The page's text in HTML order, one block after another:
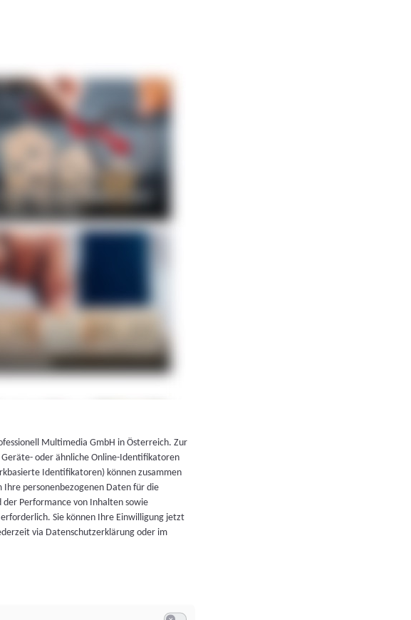
Multimedia GmbH in Österreich. Zur
Geräte- oder ähnliche Online-Identifikatoren
Identifikatoren) können zusammen
personenbezogenen Daten für die
Performance von Inhalten sowie
Sie können Ihre Einwilligung jetzt
via Datenschutzerklärung oder im